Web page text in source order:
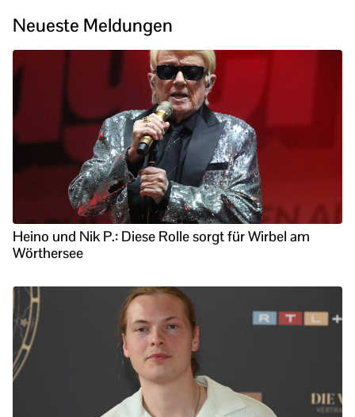
Neueste Meldungen
Heino und Nik P.: Diese Rolle sorgt für Wirbel am
Wörthersee